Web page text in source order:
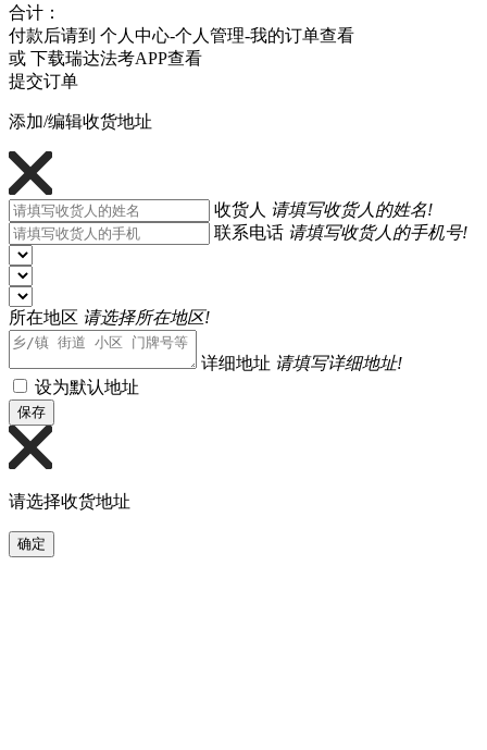
合计：
付款后请到 个人中心-个人管理-我的订单查看
或 下载瑞达法考APP查看
提交订单
添加/编辑收货地址
收货人 请填写收货人的姓名!
联系电话 请填写收货人的手机号!
所在地区 请选择所在地区!
详细地址 请填写详细地址!
设为默认地址
保存
请选择收货地址
确定